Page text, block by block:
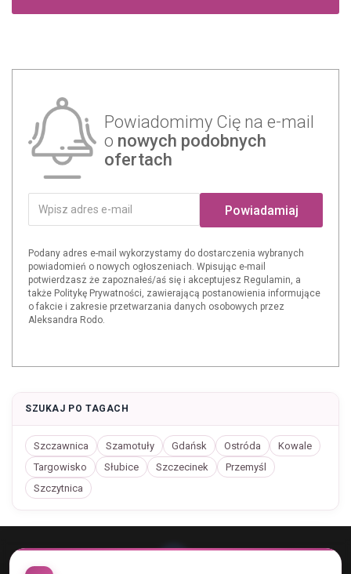
Powiadomimy Cię na e-mail
o nowych podobnych
ofertach
Powiadamiaj
Podany adres e-mail wykorzystamy do dostarczenia wybranych
powiadomień o nowych ogłoszeniach. Wpisując e-mail
potwierdzasz że zapoznałeś/aś się i akceptujesz Regulamin, a
także Politykę Prywatności, zawierającą postanowienia informujące
o fakcie i zakresie przetwarzania danych osobowych przez
Aleksandra Rodo.
SZUKAJ PO TAGACH
Szczawnica Szamotuły Gdańsk Ostróda
Kowale
Targowisko
Słubice Szczecinek
Przemyśl
Szczytnica